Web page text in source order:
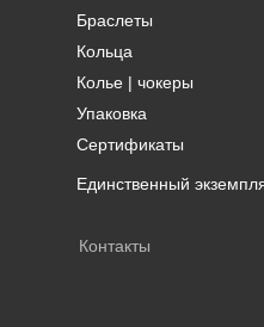
Браслеты
Кольца
Колье | чокеры
Упаковка
Сертификаты
Единственный
Контакты